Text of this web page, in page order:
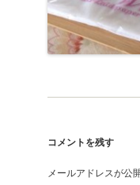
コメントを残す
メールアドレスが公